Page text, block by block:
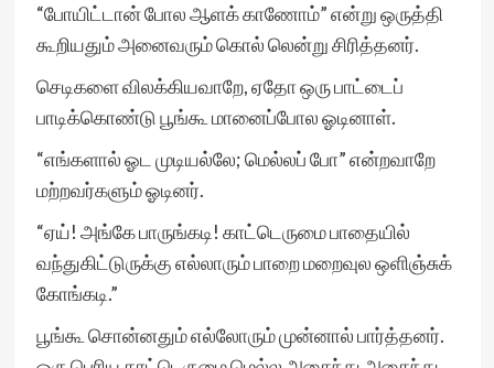
“போயிட்டான் போல ஆளக் காணோம்” என்று ஒருத்தி
கூறியதும் அனைவரும் கொல் லென்று சிரித்தனர்.
செடிகளை விலக்கியவாறே, ஏதோ ஒரு பாட்டைப்
பாடிக்கொண்டு பூங்கூ மானைப்போல ஓடினாள்.
“எங்களால் ஓட முடியல்லே; மெல்லப் போ” என்றவாறே
மற்றவர்களும் ஓடினர்.
“ஏய்! அங்கே பாருங்கடி! காட்டெருமை பாதையில்
வந்துகிட்டுருக்கு எல்லாரும் பாறை மறைவுல ஒளிஞ்சுக்
கோங்கடி.”
பூங்கூ சொன்னதும் எல்லோரும் முன்னால் பார்த்தனர்.